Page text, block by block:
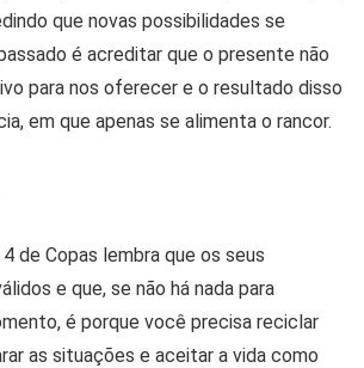
que novas possibilidades se
é acreditar que o presente não
para nos oferecer e o resultado disso
em que apenas se alimenta o rancor.
de Copas lembra que os seus
e que, se não há nada para
é porque você precisa reciclar
as situações e aceitar a vida como